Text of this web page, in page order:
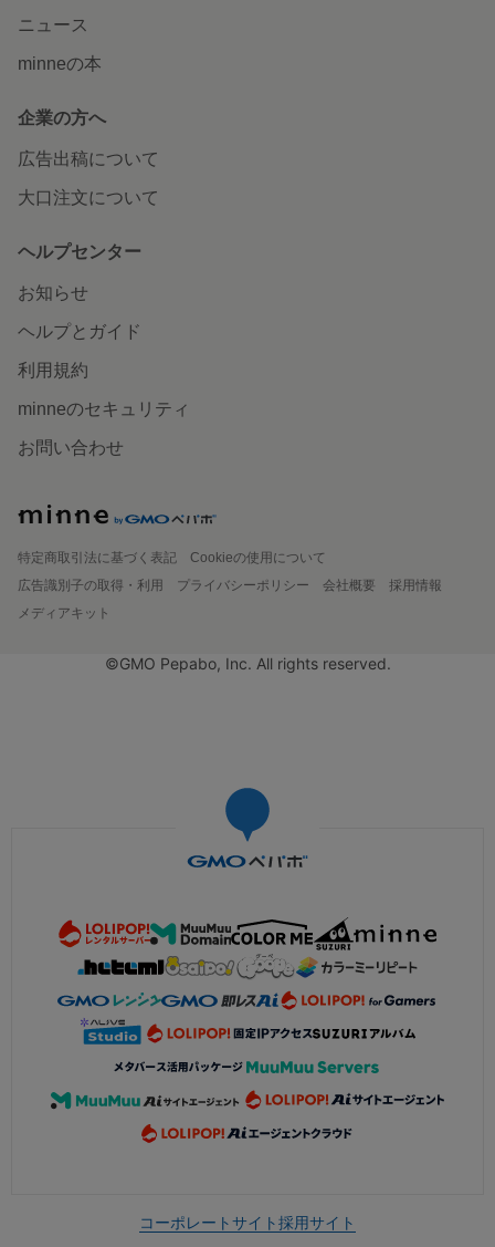
ニュース
minneの本
企業の方へ
広告出稿について
大口注文について
ヘルプセンター
お知らせ
ヘルプとガイド
利用規約
minneのセキュリティ
お問い合わせ
特定商取引法に基づく表記
Cookieの使用について
広告識別子の取得・利用
プライバシーポリシー 会社概要
採用情報
メディアキット
©GMO Pepabo, Inc. All rights reserved.
コーポレートサイト採用サイト